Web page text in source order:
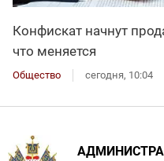
Конфискат начнут
что меняется
Общество сегодня, 10:04